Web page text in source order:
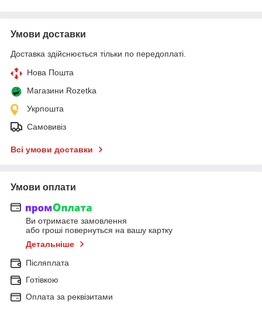
Умови доставки
Доставка здійснюється тільки по передоплаті.
Нова Пошта
Магазини Rozetka
Укрпошта
Самовивіз
Всі умови доставки
Умови оплати
Ви отримаєте замовлення
або гроші повернуться на вашу картку
Детальніше
Післяплата
Готівкою
Оплата за реквізитами